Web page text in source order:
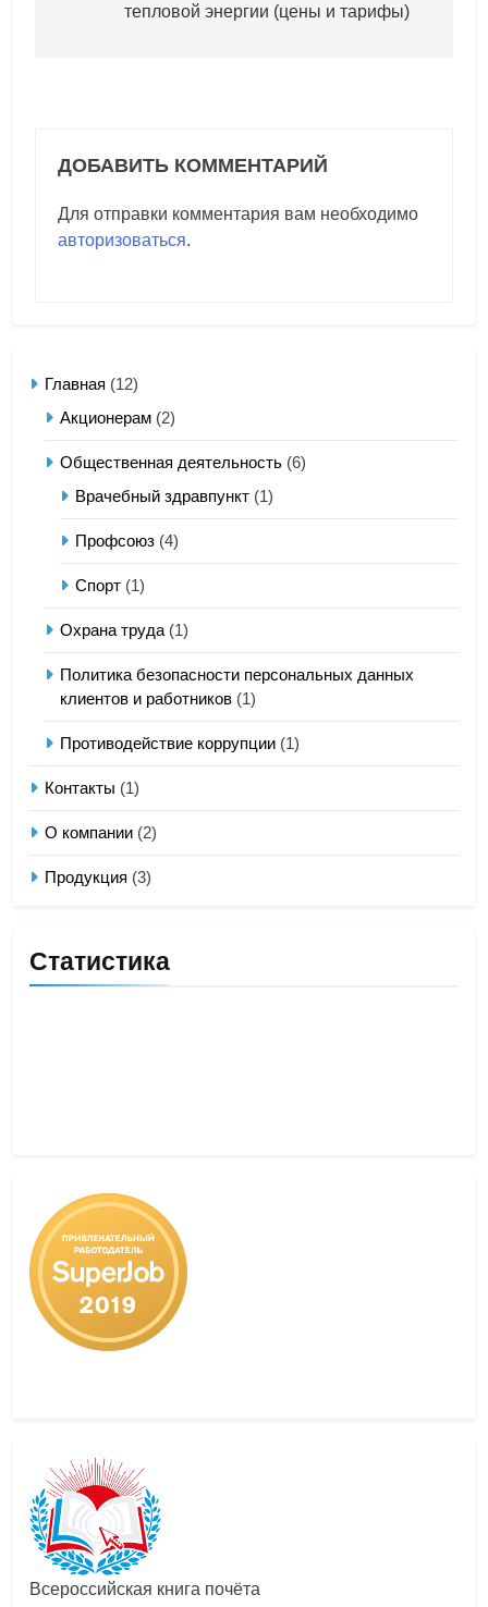
тепловой энергии (цены и тарифы)
ДОБАВИТЬ КОММЕНТАРИЙ
Для отправки комментария вам необходимо
авторизоваться.
Главная (12)
Акционерам (2)
Общественная деятельность (6)
Врачебный здравпункт (1)
Профсоюз (4)
Спорт (1)
Охрана труда (1)
Политика безопасности персональных данных
клиентов и работников (1)
Противодействие коррупции (1)
Контакты (1)
О компании (2)
Продукция (3)
Статистика
Всероссийская книга почёта